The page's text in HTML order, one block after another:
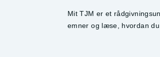
Mit TJM er et
emner og læse, hvordan